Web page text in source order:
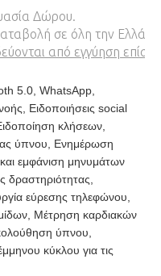
Δώρου.
σε όλη την
από εγγύηση
5.0, WhatsApp,
Ειδοποιήσεις social
κλήσεων,
ύπνου, Ενημέρωση
εμφάνιση μηνυμάτων
δραστηριότητας,
εύρεσης τηλεφώνου,
Μέτρηση καρδιακών
ύπνου,
κύκλου για τις